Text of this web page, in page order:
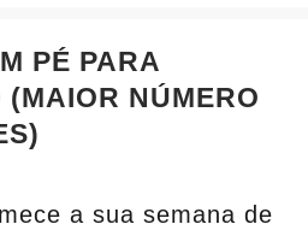
PÉ PARA
(MAIOR NÚMERO
a sua semana de